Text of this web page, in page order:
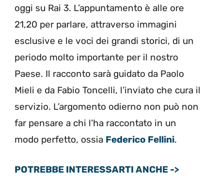
oggi su Rai 3. L’appuntamento è alle ore
21,20 per parlare, attraverso immagini
esclusive e le voci dei grandi storici, di un
periodo molto importante per il nostro
Paese. Il racconto sarà guidato da Paolo
Mieli e da Fabio Toncelli, l’inviato che cura il
servizio. L’argomento odierno non può non
far pensare a chi l’ha raccontato in un
modo perfetto, ossia Federico Fellini.
POTREBBE INTERESSARTI ANCHE ->